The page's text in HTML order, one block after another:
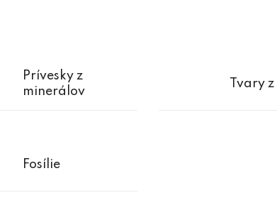
Prívesky z
minerálov
Tvary
Fosílie